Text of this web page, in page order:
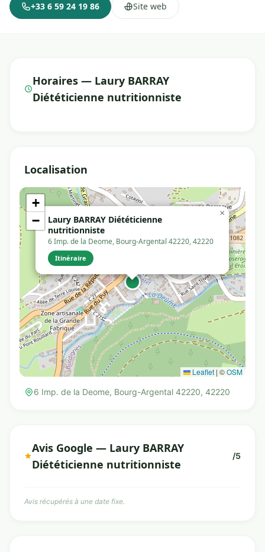
+33 6 59 24 19 86 Site web
Horaires — Laury BARRAY
Diététicienne nutritionniste
Localisation
Laury BARRAY Diététicienne
nutritionniste
6 Imp. de la Deome, Bourg-Argental 42220, 42220
Itinéraire
×
+
−
Leaflet | ©OSM
6 Imp. de la Deome, Bourg-Argental 42220, 42220
Avis Google — Laury BARRAY
Diététicienne nutritionniste
/5
Avis récupérés à une date fixe.